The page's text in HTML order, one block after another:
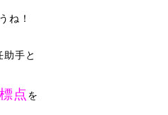
ね！
助手と
点 を